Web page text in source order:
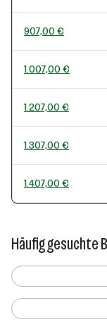
907,00 €
1.007,00 €
1.207,00 €
1.307,00 €
1.407,00 €
Häufig gesuchte